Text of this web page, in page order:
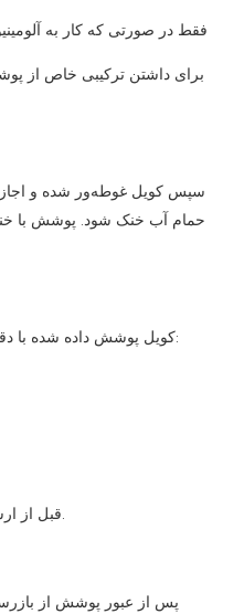
فقط در صورتی که کار به آلومینیوم-
برای داشتن ترکیبی خاص از
سپس کویل غوطه‌ور شده و
حمام آب خنک شود. پوشش با
کویل پوشش داده شده با دقت از نظر موارد زیر بررسی می‌شود:
قبل از ارسال، هرگونه نقصی قابل اصلاح است.
پس از عبور پوشش از